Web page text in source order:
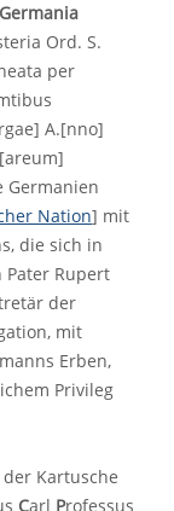
Germania
Ord. S.
per
A.[nno]
Germanien
Nation] mit
die sich in
Pater Rupert
der
mit
Erben,
Privileg
Kartusche
Carl Professus